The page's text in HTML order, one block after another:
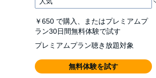
￥650 で購入、またはプレミアムプ
ラン30日間無料体験で試す
プレミアムプラン聴き放題対象
無料体験を試す